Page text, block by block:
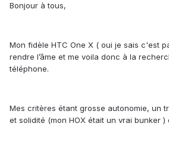
Bonjour à tous,
Mon fidèle HTC One X ( oui je sais c'est
rendre l’âme et me voila donc à la
téléphone.
Mes critères étant grosse autonomie, un
et solidité (mon HOX était un vrai bunker )